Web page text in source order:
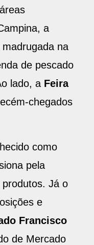
a
na
de pescado
lado, a Feira
chegados
como
pela
Já o
e
Francisco
de Mercado